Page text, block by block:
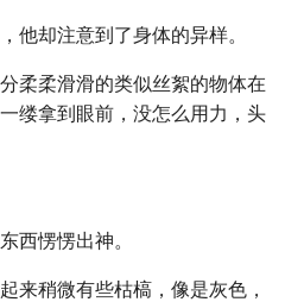
他却注意到了身体的异样。
柔柔滑滑的类似丝絮的物体在
缕拿到眼前，没怎么用力，头
西愣愣出神。
来稍微有些枯槁，像是灰色，